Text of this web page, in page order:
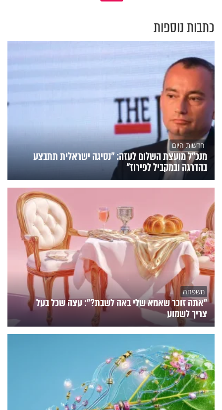
כתבות נוספות
חדשות היום
מנכ"ל מועצת השלום לעזה: "נסיגה ישראלית תתבצע
בהדרגה ובמקביל לפירוז"
משפחה
"אתה זוכר שאמא שלי באה לשבת?": עצה שכל בעל
צריך לשמוע